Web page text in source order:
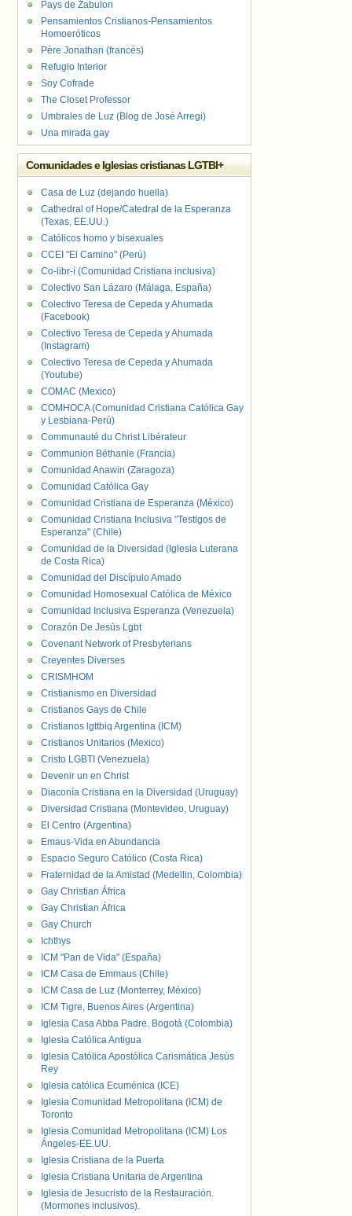
Pays de Zabulon
Pensamientos Cristianos-Pensamientos
Homoeróticos
Père Jonathan (francés)
Refugio Interior
Soy Cofrade
The Closet Professor
Umbrales de Luz (Blog de José Arregi)
Una mirada gay
Comunidades e Iglesias cristianas LGTBI+
Casa de Luz (dejando huella)
Cathedral of Hope/Catedral de la Esperanza
(Texas, EE.UU.)
Católicos homo y bisexuales
CCEI "El Camino" (Perú)
Co-libr-í (Comunidad Cristiana inclusiva)
Colectivo San Lázaro (Málaga, España)
Colectivo Teresa de Cepeda y Ahumada
(Facebook)
Colectivo Teresa de Cepeda y Ahumada
(Instagram)
Colectivo Teresa de Cepeda y Ahumada
(Youtube)
COMAC (Mexico)
COMHOCA (Comunidad Cristiana Católica Gay
y Lesbiana-Perú)
Communauté du Christ Libérateur
Communion Béthanie (Francia)
Comunidad Anawin (Zaragoza)
Comunidad Católica Gay
Comunidad Cristiana de Esperanza (México)
Comunidad Cristiana Inclusiva "Testigos de
Esperanza" (Chile)
Comunidad de la Diversidad (Iglesia Luterana
de Costa Rica)
Comunidad del Discípulo Amado
Comunidad Homosexual Católica de México
Comunidad Inclusiva Esperanza (Venezuela)
Corazón De Jesús Lgbt
Covenant Network of Presbyterians
Creyentes Diverses
CRISMHOM
Cristianismo en Diversidad
Cristianos Gays de Chile
Cristianos lgttbiq Argentina (ICM)
Cristianos Unitarios (Mexico)
Cristo LGBTI (Venezuela)
Devenir un en Christ
Diaconía Cristiana en la Diversidad (Uruguay)
Diversidad Cristiana (Montevideo, Uruguay)
El Centro (Argentina)
Emaus-Vida en Abundancia
Espacio Seguro Católico (Costa Rica)
Fraternidad de la Amistad (Medellin, Colombia)
Gay Christian África
Gay Christian África
Gay Church
Ichthys
ICM "Pan de Vida" (España)
ICM Casa de Emmaus (Chile)
ICM Casa de Luz (Monterrey, México)
ICM Tigre, Buenos Aires (Argentina)
Iglesia Casa Abba Padre. Bogotá (Colombia)
Iglesia Católica Antigua
Iglesia Católica Apostólica Carismática Jesús
Rey
Iglesia católica Ecuménica (ICE)
Iglesia Comunidad Metropolitana (ICM) de
Toronto
Iglesia Comunidad Metropolitana (ICM) Los
Ángeles-EE.UU.
Iglesia Cristiana de la Puerta
Iglesia Cristiana Unitaria de Argentina
Iglesia de Jesucristo de la Restauración.
(Mormones inclusivos).